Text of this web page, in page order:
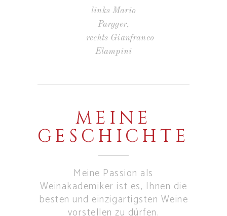
links Mario
Pargger,
rechts Gianfranco
Elampini
MEINE
GESCHICHTE
Meine Passion als
Weinakademiker ist es, Ihnen die
besten und einzigartigsten Weine
vorstellen zu dürfen.